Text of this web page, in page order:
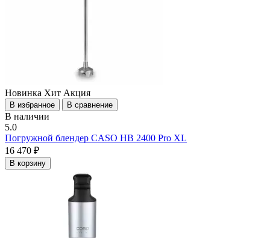
Новинка Хит Акция
В избранное В сравнение
В наличии
5.0
Погружной блендер CASO HB 2400 Pro XL
16 470 ₽
В корзину